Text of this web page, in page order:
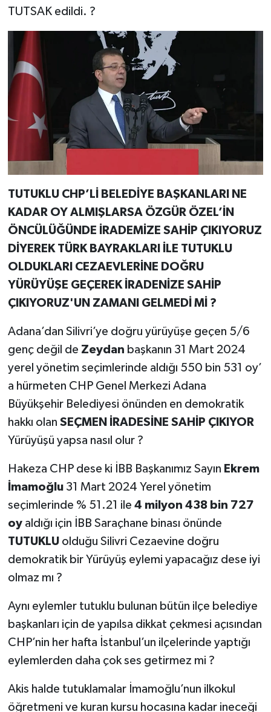
TUTSAK edildi. ?
TUTUKLU CHP’Lİ BELEDİYE BAŞKANLARI NE
KADAR OY ALMIŞLARSA ÖZGÜR ÖZEL’İN
ÖNCÜLÜĞÜNDE İRADEMİZE SAHİP ÇIKIYORUZ
DİYEREK TÜRK BAYRAKLARI İLE TUTUKLU
OLDUKLARI CEZAEVLERİNE DOĞRU
YÜRÜYÜŞE GEÇEREK İRADENİZE SAHİP
ÇIKIYORUZ'UN ZAMANI GELMEDİ Mİ ?
Adana’dan Silivri’ye doğru yürüyüşe geçen 5/6
genç değil de Zeydan başkanın 31 Mart 2024
yerel yönetim seçimlerinde aldığı 550 bin 531 oy’
a hürmeten CHP Genel Merkezi Adana
Büyükşehir Belediyesi önünden en demokratik
hakkı olan SEÇMEN İRADESİNE SAHİP ÇIKIYOR
Yürüyüşü yapsa nasıl olur ?
Hakeza CHP dese ki İBB Başkanımız Sayın Ekrem
İmamoğlu 31 Mart 2024 Yerel yönetim
seçimlerinde % 51.21 ile 4 milyon 438 bin 727
oyaldığı için İBB Saraçhane binası önünde
TUTUKLU olduğu Silivri Cezaevine doğru
demokratik bir Yürüyüş eylemi yapacağız dese iyi
olmaz mı ?
Aynı eylemler tutuklu bulunan bütün ilçe belediye
başkanları için de yapılsa dikkat çekmesi açısından
CHP’nin her hafta İstanbul’un ilçelerinde yaptığı
eylemlerden daha çok ses getirmez mi ?
Akis halde tutuklamalar İmamoğlu’nun ilkokul
öğretmeni ve kuran kursu hocasına kadar ineceği